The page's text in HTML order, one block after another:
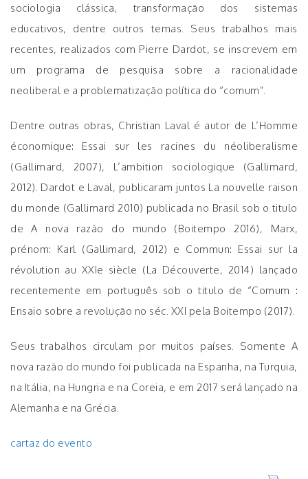
sociologia clássica, transformação dos sistemas
educativos, dentre outros temas. Seus trabalhos mais
recentes, realizados com Pierre Dardot, se inscrevem em
um programa de pesquisa sobre a racionalidade
neoliberal e a problematização política do “comum”.
Dentre outras obras, Christian Laval é autor de L’Homme
économique: Essai sur les racines du néoliberalisme
(Gallimard, 2007), L’ambition sociologique (Gallimard,
2012). Dardot e Laval, publicaram juntos La nouvelle raison
du monde (Gallimard 2010) publicada no Brasil sob o titulo
de A nova razão do mundo (Boitempo 2016), Marx,
prénom: Karl (Gallimard, 2012) e Commun: Essai sur la
révolution au XXIe siècle (La Découverte, 2014) lançado
recentemente em português sob o titulo de “Comum :
Ensaio sobre a revolução no séc. XXI pela Boitempo (2017).
Seus trabalhos circulam por muitos países. Somente A
nova razão do mundo foi publicada na Espanha, na Turquia,
na Itália, na Hungria e na Coreia, e em 2017 será lançado na
Alemanha e na Grécia.
cartaz do evento